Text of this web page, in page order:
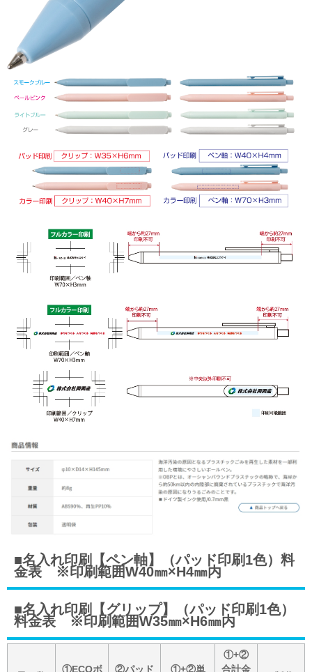
■名入れ印刷【ペン軸】（パッド印刷1色）料
金表 ※印刷範囲W40㎜×H4㎜内
■名入れ印刷【グリップ】（パッド印刷1色）
料金表 ※印刷範囲W35㎜×H6㎜内
①ECOボ ②パッド ①+②単
①+②
合計金